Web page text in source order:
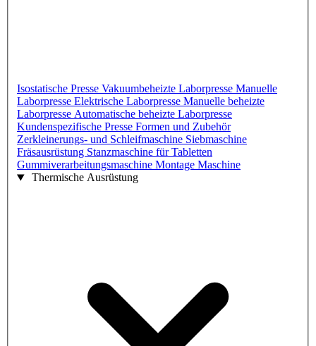
Isostatische Presse Vakuumbeheizte Laborpresse Manuelle
Laborpresse Elektrische Laborpresse Manuelle beheizte
Laborpresse Automatische beheizte Laborpresse
Kundenspezifische Presse Formen und Zubehör
Zerkleinerungs- und Schleifmaschine Siebmaschine
Fräsausrüstung Stanzmaschine für Tabletten
Gummiverarbeitungsmaschine Montage Maschine
Thermische Ausrüstung